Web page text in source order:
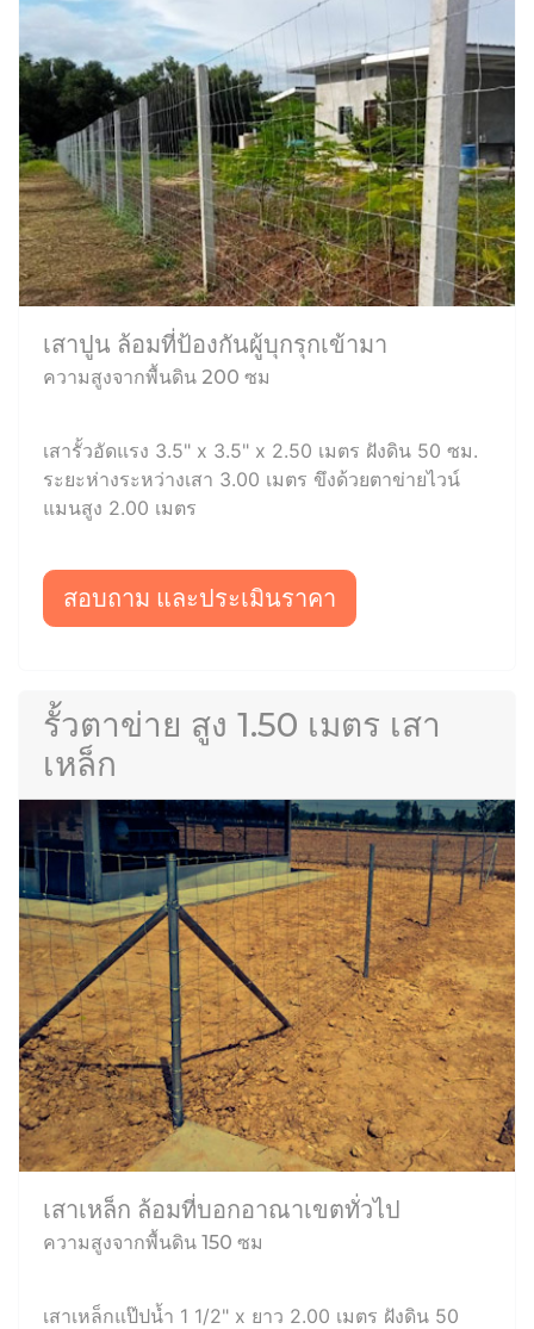
เสาปูน ล้อมที่ป้องกันผู้บุกรุกเข้ามา
ความสูงจากพื้นดิน 200 ซม
เสารั้วอัดแรง 3.5" x 3.5" x 2.50 เมตร ฝังดิน 50 ซม.
ระยะห่างระหว่างเสา 3.00 เมตร ขึงด้วยตาข่ายไวน์
แมนสูง 2.00 เมตร
สอบถาม และประเมินราคา
รั้วตาข่าย สูง 1.50 เมตร เสา
เหล็ก
เสาเหล็ก ล้อมที่บอกอาณาเขตทั่วไป
ความสูงจากพื้นดิน 150 ซม
เสาเหล็กแป๊ปน้ำ 1 1/2" x ยาว 2.00 เมตร ฝังดิน 50